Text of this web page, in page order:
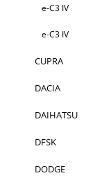
e-C3 IV
e-C3 IV
CUPRA
DACIA
DAIHATSU
DFSK
DODGE